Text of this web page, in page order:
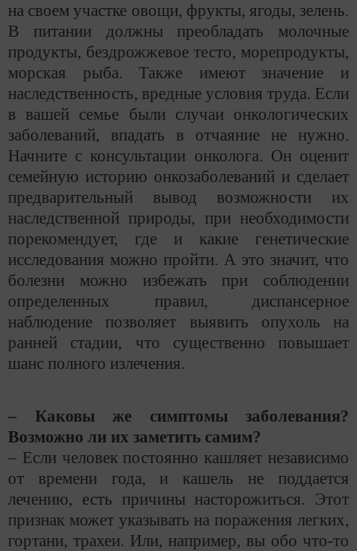
на своем участке овощи, фрукты, ягоды, зелень.
В питании должны преобладать молочные
продукты, бездрожжевое тесто, морепродукты,
морская рыба. Также имеют значение и
наследственность, вредные условия труда. Если
в вашей семье были случаи онкологических
заболеваний, впадать в отчаяние не нужно.
Начните с консультации онколога. Он оценит
семейную историю онкозаболеваний и сделает
предварительный вывод возможности их
наследственной природы, при необходимости
порекомендует, где и какие генетические
исследования можно пройти. А это значит, что
болезни можно избежать при соблюдении
определенных правил, диспансерное
наблюдение позволяет выявить опухоль на
ранней стадии, что существенно повышает
шанс полного излечения.
– Каковы же симптомы заболевания?
Возможно ли их заметить самим?
– Если человек постоянно кашляет независимо
от времени года, и кашель не поддается
лечению, есть причины насторожиться. Этот
признак может указывать на поражения легких,
гортани, трахеи. Или, например, вы обо что-то